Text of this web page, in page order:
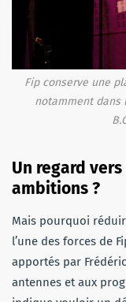
Fip conserve une
notamment dans
Un regard
ambitions ?
Mais pourquoi
l’une des forces de
apportés par
antennes et aux